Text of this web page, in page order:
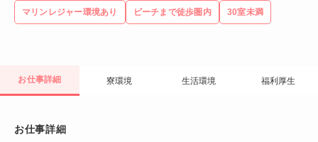
マリンレジャー環境あり ビーチまで徒歩圏内 30室未満
お仕事詳細 寮環境 生活環境 福利厚生
お仕事詳細